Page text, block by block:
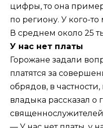
цифры, то она
по региону. У кого-
В среднем около 25
У нас нет платы
Горожане задали
платятся за
обрядов, в
владыка рассказал о